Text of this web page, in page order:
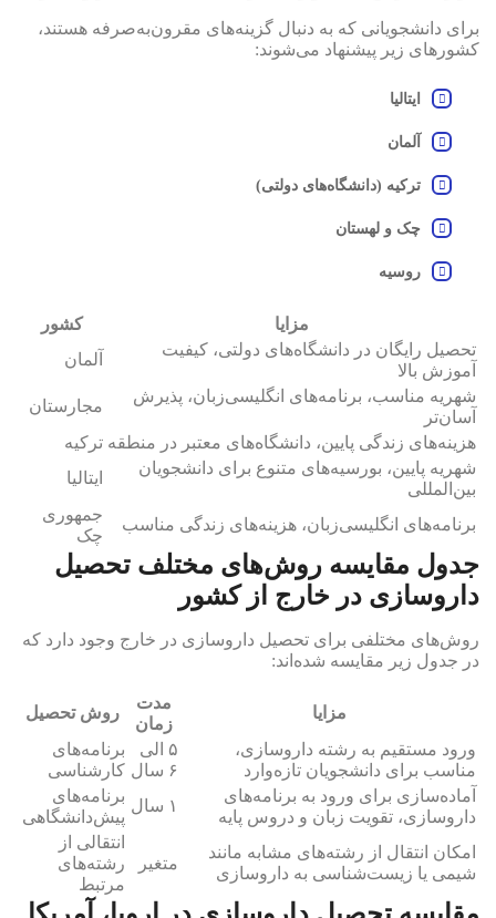
برای دانشجویانی که به دنبال گزینه‌های مقرون‌به‌صرفه هستند،
کشورهای زیر پیشنهاد می‌شوند:
ایتالیا
آلمان
ترکیه (دانشگاه‌های دولتی)
چک و لهستان
روسیه
مزایا
کشور
تحصیل رایگان در دانشگاه‌های دولتی، کیفیت
آموزش بالا
آلمان
شهریه مناسب، برنامه‌های انگلیسی‌زبان، پذیرش
آسان‌تر
مجارستان
هزینه‌های زندگی پایین، دانشگاه‌های معتبر در منطقه ترکیه
شهریه پایین، بورسیه‌های متنوع برای دانشجویان
بین‌المللی
ایتالیا
برنامه‌های انگلیسی‌زبان، هزینه‌های زندگی مناسب
جمهوری
چک
جدول مقایسه روش‌های مختلف تحصیل
داروسازی در خارج از کشور
روش‌های مختلفی برای تحصیل داروسازی در خارج وجود دارد که
در جدول زیر مقایسه شده‌اند:
مزایا
مدت
زمان
روش تحصیل
ورود مستقیم به رشته داروسازی،
مناسب برای دانشجویان تازه‌وارد
۵ الی
۶ سال
برنامه‌های
کارشناسی
آماده‌سازی برای ورود به برنامه‌های
داروسازی، تقویت زبان و دروس پایه
۱ سال
برنامه‌های
پیش‌دانشگاهی
امکان انتقال از رشته‌های مشابه مانند
شیمی یا زیست‌شناسی به داروسازی
متغیر
انتقالی از
رشته‌های
مرتبط